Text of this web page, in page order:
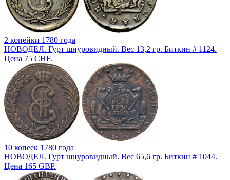
2 копейки 1780 года
НОВОДЕЛ. Гурт шнуровидный. Вес 13,2 гр. Биткин # 1124.
Цена 75 CHF.
10 копеек 1780 года
НОВОДЕЛ. Гурт шнуровидный. Вес 65,6 гр. Биткин # 1044.
Цена 165 GBP.